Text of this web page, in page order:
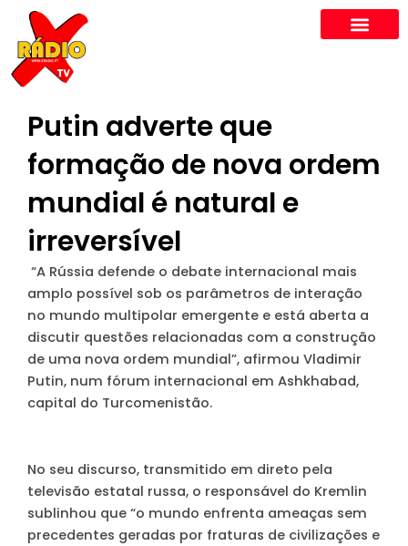
content
Putin adverte que
formação de nova ordem
mundial é natural e
irreversível
“A Rússia defende o debate internacional mais
amplo possível sob os parâmetros de interação
no mundo multipolar emergente e está aberta a
discutir questões relacionadas com a construção
de uma nova ordem mundial”, afirmou Vladimir
Putin, num fórum internacional em Ashkhabad,
capital do Turcomenistão.
No seu discurso, transmitido em direto pela
televisão estatal russa, o responsável do Kremlin
sublinhou que “o mundo enfrenta ameaças sem
precedentes geradas por fraturas de civilizações e